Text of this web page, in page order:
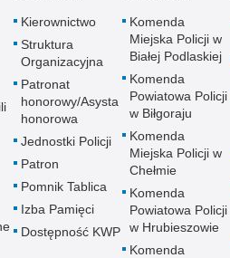
Kierownictwo
Struktura
Organizacyjna
Patronat
honorowy/Asysta
honorowa
Jednostki Policji
Patron
Pomnik Tablica
Izba Pamięci
Dostępność KWP
Komenda
Miejska Policji w
Białej Podlaskiej
Komenda
Powiatowa Policji
w Biłgoraju
Komenda
Miejska Policji w
Chełmie
Komenda
Powiatowa Policji
w Hrubieszowie
Komenda